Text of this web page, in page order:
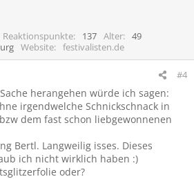
Reaktionspunkte 137 Alter
49
Website festivalisten.de
#4
herangehen würde ich sagen:
irgendwelche Schnickschnack in
dem fast schon liebgewonnenen
Bertl. Langweilig isses. Dieses
ich nicht wirklich haben :)
oder?